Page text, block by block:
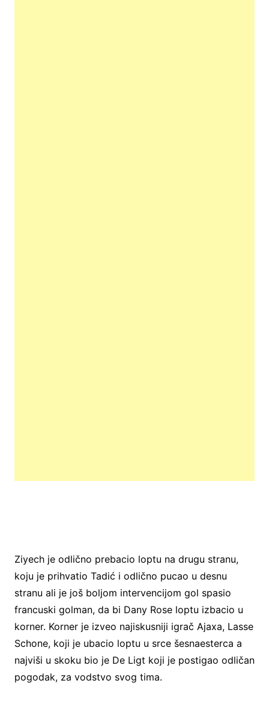
Ziyech je odlično prebacio loptu na drugu stranu,
koju je prihvatio Tadić i odlično pucao u desnu
stranu ali je još boljom intervencijom gol spasio
francuski golman, da bi Dany Rose loptu izbacio u
korner. Korner je izveo najiskusniji igrač Ajaxa, Lasse
Schone, koji je ubacio loptu u srce šesnaesterca a
najviši u skoku bio je De Ligt koji je postigao odličan
pogodak, za vodstvo svog tima.